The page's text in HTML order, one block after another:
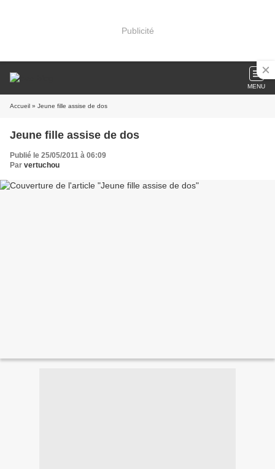
Publicité
MENU
Accueil » Jeune fille assise de dos
Jeune fille assise de dos
Publié le 25/05/2011 à 06:09
Par vertuchou